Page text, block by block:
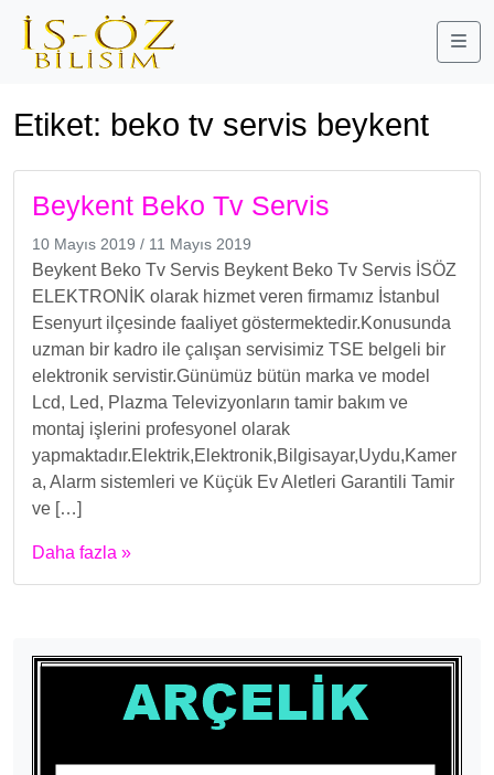
Etiket: beko tv servis beykent
Beykent Beko Tv Servis
10 Mayıs 2019 / 11 Mayıs 2019
Beykent Beko Tv Servis Beykent Beko Tv Servis İSÖZ
ELEKTRONİK olarak hizmet veren firmamız İstanbul
Esenyurt ilçesinde faaliyet göstermektedir.Konusunda
uzman bir kadro ile çalışan servisimiz TSE belgeli bir
elektronik servistir.Günümüz bütün marka ve model
Lcd, Led, Plazma Televizyonların tamir bakım ve
montaj işlerini profesyonel olarak
yapmaktadır.Elektrik,Elektronik,Bilgisayar,Uydu,Kamer
a, Alarm sistemleri ve Küçük Ev Aletleri Garantili Tamir
ve […]
Daha fazla »